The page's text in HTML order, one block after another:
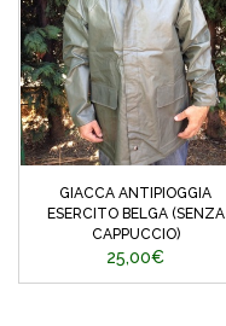
GIACCA ANTIPIOGGIA
ESERCITO BELGA (SENZA
CAPPUCCIO)
25,00€